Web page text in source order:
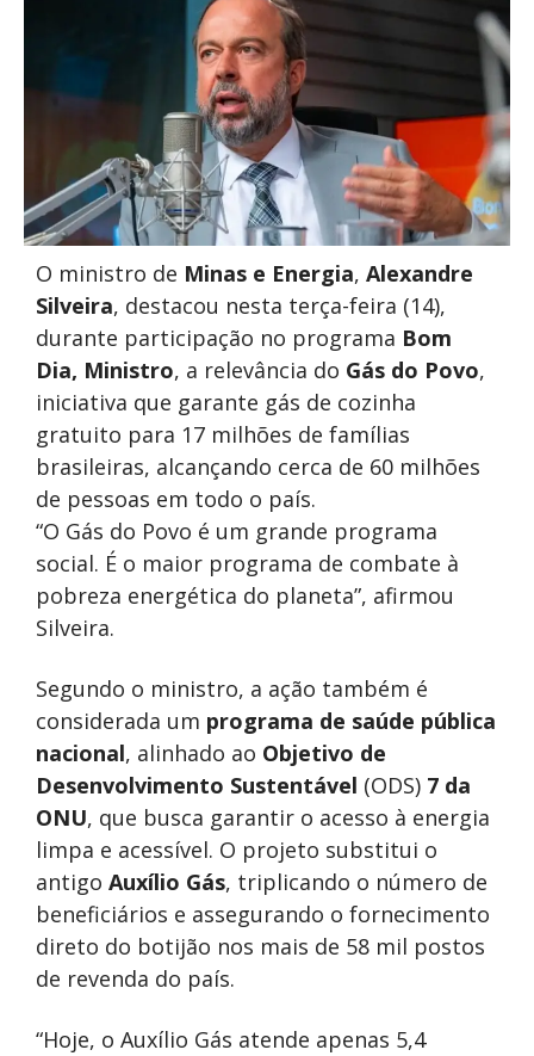
O ministro de Minas e Energia, Alexandre
Silveira, destacou nesta terça-feira (14),
durante participação no programa Bom
Dia, Ministro, a relevância do Gás do Povo,
iniciativa que garante gás de cozinha
gratuito para 17 milhões de famílias
brasileiras, alcançando cerca de 60 milhões
de pessoas em todo o país.
“O Gás do Povo é um grande programa
social. É o maior programa de combate à
pobreza energética do planeta”, afirmou
Silveira.
Segundo o ministro, a ação também é
considerada um programa de saúde pública
nacional, alinhado ao Objetivo de
Desenvolvimento Sustentável (ODS) 7 da
ONU, que busca garantir o acesso à energia
limpa e acessível. O projeto substitui o
antigo Auxílio Gás, triplicando o número de
beneficiários e assegurando o fornecimento
direto do botijão nos mais de 58 mil postos
de revenda do país.
“Hoje, o Auxílio Gás atende apenas 5,4